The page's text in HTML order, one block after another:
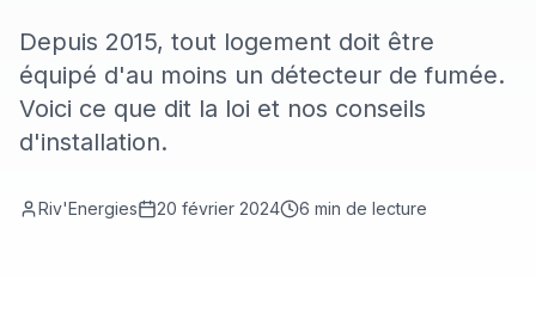
Depuis 2015, tout logement doit être
équipé d'au moins un détecteur de fumée.
Voici ce que dit la loi et nos conseils
d'installation.
Riv'Energies 20 février 2024 6 min de lecture